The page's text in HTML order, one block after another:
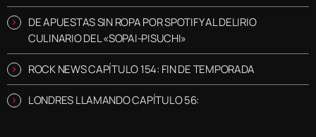
DE APUESTAS SIN ROPA POR SPOTIFY AL DELIRIO
CULINARIO DEL «SOPAI-PISUCHI»
ROCK NEWS CAPÍTULO 154: FIN DE TEMPORADA
LONDRES LLAMANDO CAPÍTULO 56: